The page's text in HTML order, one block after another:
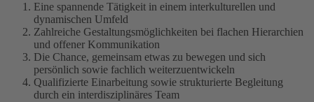
Eine spannende Tätigkeit in einem interkulturellen und
dynamischen Umfeld
Zahlreiche Gestaltungsmöglichkeiten bei flachen Hierarchien
und offener Kommunikation
Die Chance, gemeinsam etwas zu bewegen und sich
persönlich sowie fachlich weiterzuentwickeln
Qualifizierte Einarbeitung sowie strukturierte Begleitung
durch ein interdisziplinäres Team